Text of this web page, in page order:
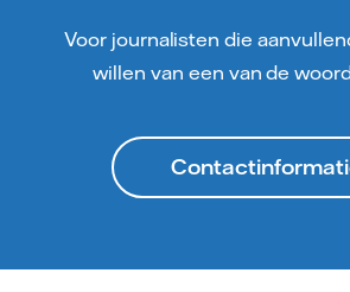
Voor journalisten die
willen van een van de